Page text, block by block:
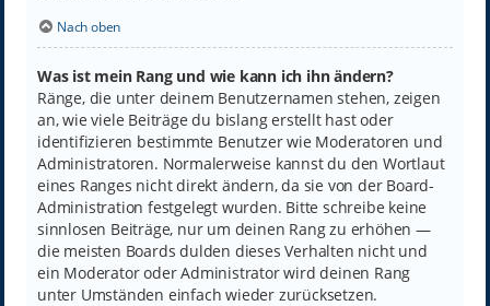
Nach oben
Was ist mein Rang und wie kann ich ihn ändern?
Ränge, die unter deinem Benutzernamen stehen, zeigen
an, wie viele Beiträge du bislang erstellt hast oder
identifizieren bestimmte Benutzer wie Moderatoren und
Administratoren. Normalerweise kannst du den Wortlaut
eines Ranges nicht direkt ändern, da sie von der Board-
Administration festgelegt wurden. Bitte schreibe keine
sinnlosen Beiträge, nur um deinen Rang zu erhöhen —
die meisten Boards dulden dieses Verhalten nicht und
ein Moderator oder Administrator wird deinen Rang
unter Umständen einfach wieder zurücksetzen.